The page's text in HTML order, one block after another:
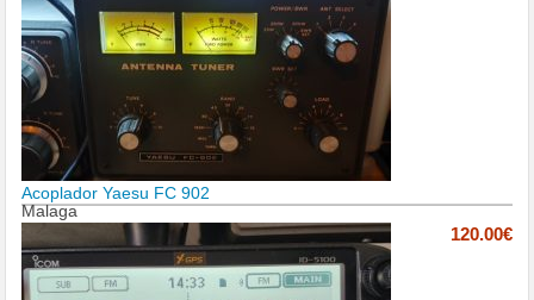
Acoplador Yaesu FC 902
Malaga
120.00€